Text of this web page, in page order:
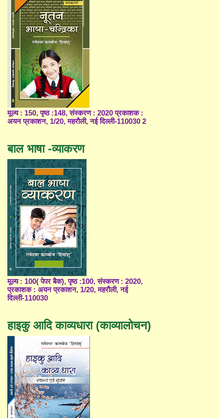
मूल्य : 150, पृष्ठ :148, संस्करण : 2020 प्रकाशक :
अयन प्रकाशन, 1/20, महरौली, नई दिल्ली-110030 2
बाल भाषा -व्याकरण
मूल्य : 100( पेपर बैक), पृष्ठ :100, संस्करण : 2020,
प्रकाशक : अयन प्रकाशन, 1/20, महरौली, नई
दिल्ली-110030
हाइकु आदि काव्यधारा (काव्यालोचन)